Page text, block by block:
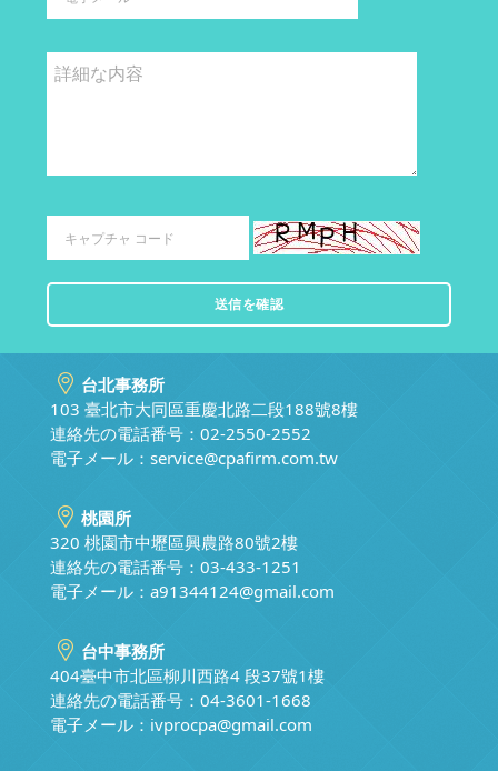
台北事務所
103 臺北市大同區重慶北路二段188號8樓
連絡先の電話番号：02-2550-2552
電子メール： service@cpafirm.com.tw
桃園所
320 桃園市中壢區興農路80號2樓
連絡先の電話番号：03-433-1251
電子メール： a91344124@gmail.com
台中事務所
404臺中市北區柳川西路4 段37號1樓
連絡先の電話番号：04-3601-1668
電子メール： ivprocpa@gmail.com